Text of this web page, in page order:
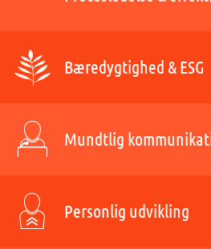
Bæredygtighed & ESG
Mundtlig
Personlig udvikling